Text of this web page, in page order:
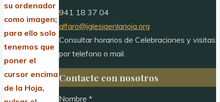
su ordenador
como imagen;
para ello solo
tenemos que
poner el
cursor encima
de la Hoja,
941 18 37 04
alfaro@iglesiaenlarioja.org
Consultar horarios de Celebraciones y visitas
por telefono o mail.
Contacte con nosotros
Nombre *